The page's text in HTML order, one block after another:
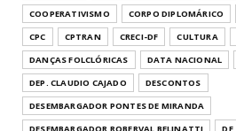
COOPERATIVISMO
CORPO DIPLOMÁRICO
CPC
CPTRAN CRECI-DF CULTURA
DANÇAS FOLCLÓRICAS
DATA NACIONAL
DEP. CLAUDIO CAJADO
DESCONTOS
DESEMBARGADOR PONTES DE MIRANDA
DESEMBARGADOR ROBERVAL BELINATTI
DF